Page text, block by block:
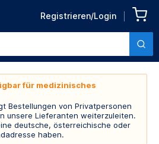
Registrieren/Login
für medizinisches
Bestellungen von Privatpersonen
unsere Lieferanten weiterzuleiten.
deutsche, österreichische oder
haben.